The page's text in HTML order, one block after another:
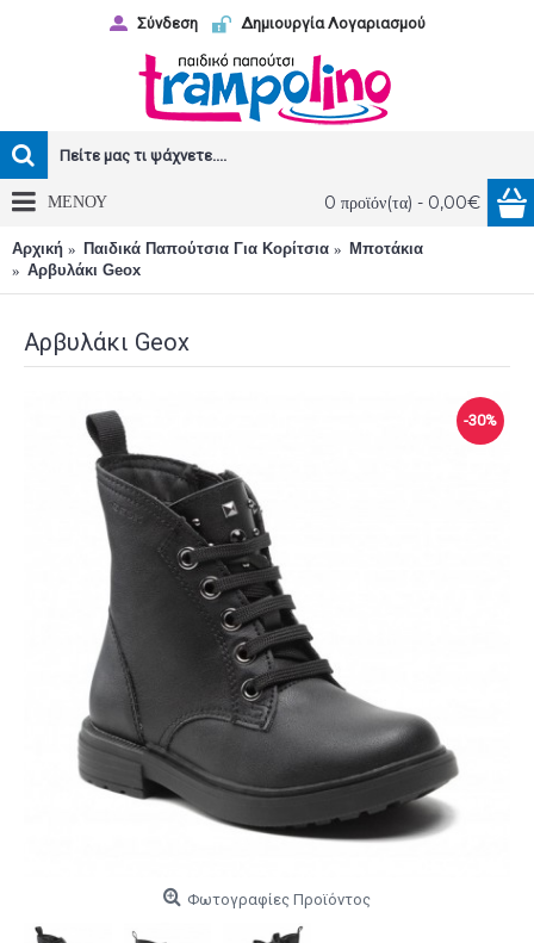
Σύνδεση Δημιουργία Λογαριασμού
0 προϊόν(τα) - 0,00€
ΜΕΝΟΥ
Αρχική Παιδικά Παπούτσια Για Κορίτσια
Μποτάκια
Αρβυλάκι Geox
Αρβυλάκι Geox
-30%
Φωτογραφίες Προϊόντος